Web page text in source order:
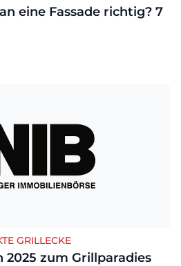
eine Fassade richtig? 7
GRILLECKE
2025 zum Grillparadies